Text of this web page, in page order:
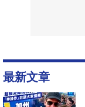
最新文章